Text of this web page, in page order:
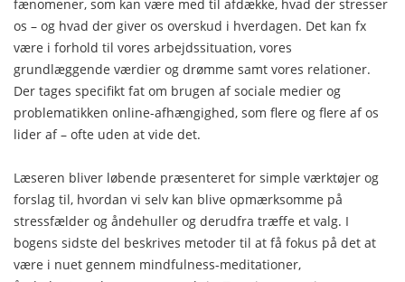
fænomener, som kan være med til afdække, hvad der stresser
os – og hvad der giver os overskud i hverdagen. Det kan fx
være i forhold til vores arbejdssituation, vores
grundlæggende værdier og drømme samt vores relationer.
Der tages specifikt fat om brugen af sociale medier og
problematikken online-afhængighed, som flere og flere af os
lider af – ofte uden at vide det.
Læseren bliver løbende præsenteret for simple værktøjer og
forslag til, hvordan vi selv kan blive opmærksomme på
stressfælder og åndehuller og derudfra træffe et valg. I
bogens sidste del beskrives metoder til at få fokus på det at
være i nuet gennem mindfulness-meditationer,